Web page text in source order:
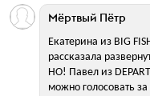
Екатерина из BIG
рассказала
НО! Павел из
можно голосовать
Мёртвый Пётр